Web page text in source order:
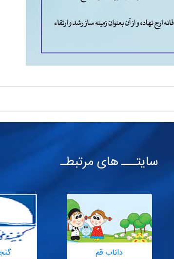
سایتـــ های مرتبطـ
داناب قم